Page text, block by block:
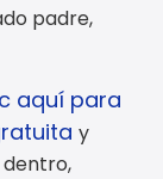
padre,
aquí para
y